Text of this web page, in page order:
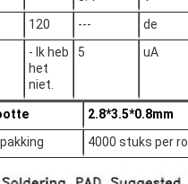
120 --- de
- Ik heb
het
niet.
5 uA
2.8*3.5*0.8mm
4000 stuks per rol